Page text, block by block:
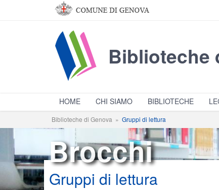
Salta al contenuto principale
Biblioteche
HOME CHI SIAMO BIBLIOTECHE
Biblioteche di Genova » Gruppi di lettura
Brocchi
Gruppi di lettura